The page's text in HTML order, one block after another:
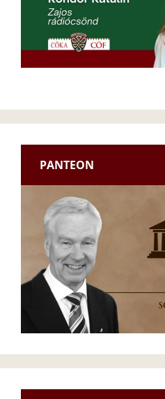
PANTEON